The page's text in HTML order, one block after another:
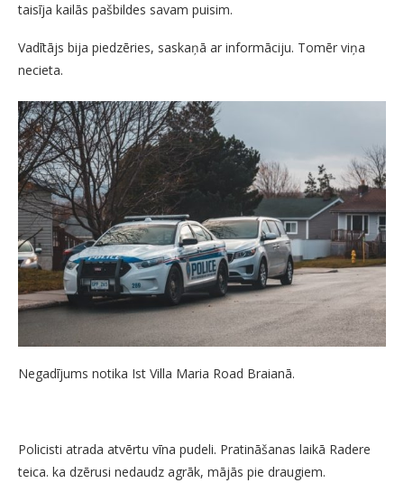
taisīja kailās pašbildes savam puisim.
Vadītājs bija piedzēries, saskaņā ar informāciju. Tomēr viņa
necieta.
Negadījums notika Ist Villa Maria Road Braianā.
Policisti atrada atvērtu vīna pudeli. Pratināšanas laikā Radere
teica. ka dzērusi nedaudz agrāk, mājās pie draugiem.